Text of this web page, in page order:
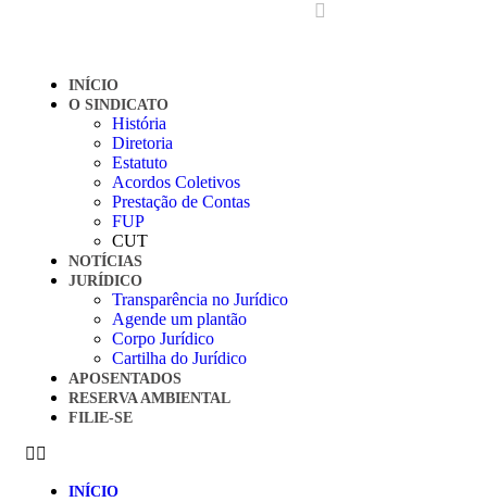
INÍCIO
O SINDICATO
História
Diretoria
Estatuto
Acordos Coletivos
Prestação de Contas
FUP
CUT
NOTÍCIAS
JURÍDICO
Transparência no Jurídico
Agende um plantão
Corpo Jurídico
Cartilha do Jurídico
APOSENTADOS
RESERVA AMBIENTAL
FILIE-SE
INÍCIO